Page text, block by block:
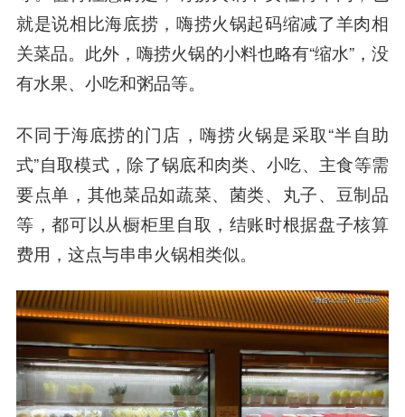
就是说相比海底捞，嗨捞火锅起码缩减了羊肉相
关菜品。此外，嗨捞火锅的小料也略有“缩水”，没
有水果、小吃和粥品等。
不同于海底捞的门店，嗨捞火锅是采取“半自助
式”自取模式，除了锅底和肉类、小吃、主食等需
要点单，其他菜品如蔬菜、菌类、丸子、豆制品
等，都可以从橱柜里自取，结账时根据盘子核算
费用，这点与串串火锅相类似。